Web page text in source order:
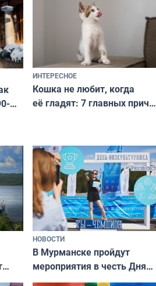
и характером
ИНТЕРЕСНОЕ
Кошка не любит, когда
её гладят: 7 главных причин
независимому питомцу
НОВОСТИ
В Мурманске пройдут
мероприятия в честь Дня
физкультурника